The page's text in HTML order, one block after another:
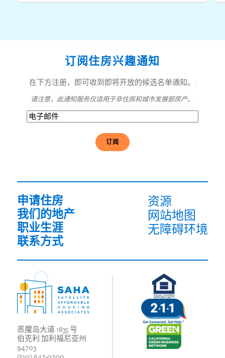
恶魔岛大道 1835 号
伯克利 加利福尼亚州
94703
订阅住房兴趣通知
在下方注册，即可收到即将开放的候选名单通知。.
请注意，此通知服务仅适用于非住房和城市发展部房产。.
电
子
申请住房
我们的地产
职业生涯
联系方式
资源
网站地图
无障碍环境